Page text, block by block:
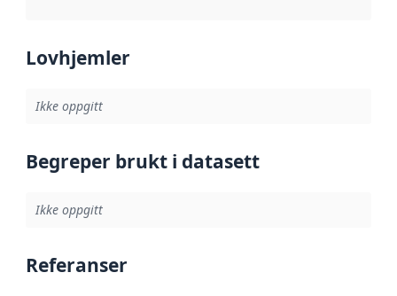
Lovhjemler
Ikke oppgitt
Begreper brukt i datasett
Ikke oppgitt
Referanser